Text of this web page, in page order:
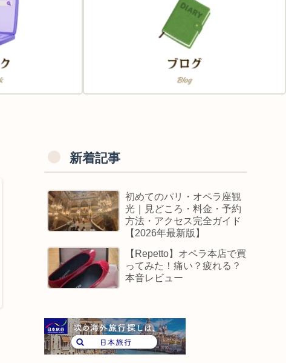
新着記事
初めてのパリ・オペラ座観
光｜見どころ・料金・予約
方法・アクセス完全ガイド
【2026年最新版】
【Repetto】オペラ本店で買
ってみた！痛い？疲れる？
本音レビュー